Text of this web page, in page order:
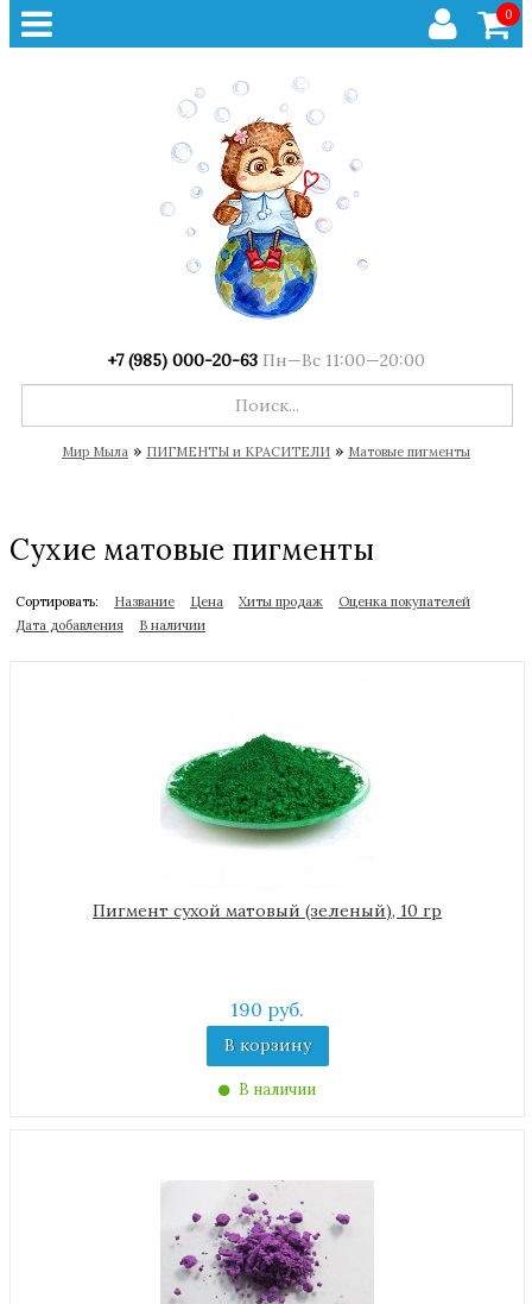
0
+7 (985) 000-20-63 Пн—Вс 11:00—20:00
Мир Мыла » ПИГМЕНТЫ и КРАСИТЕЛИ » Матовые пигменты
Сухие матовые пигменты
Сортировать: Название Цена Хиты продаж
Оценка покупателей
Дата добавления
В наличии
Пигмент сухой матовый (зеленый), 10 гр
190 руб.
В корзину
В наличии